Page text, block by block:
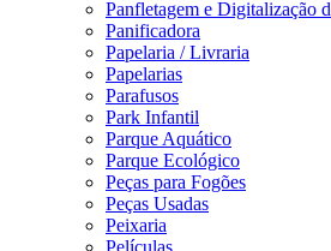
Panfletagem e Digitalização
Panificadora
Papelaria / Livraria
Papelarias
Parafusos
Park Infantil
Parque Aquático
Parque Ecológico
Peças para Fogões
Peças Usadas
Peixaria
Películas